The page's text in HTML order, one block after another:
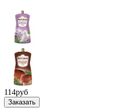
114руб
Заказать